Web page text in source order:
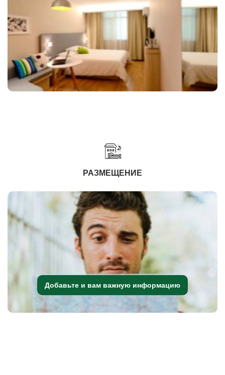
РАЗМЕЩЕНИЕ
Добавьте и вам важную информацию